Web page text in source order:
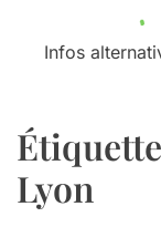
Infos
Lyon